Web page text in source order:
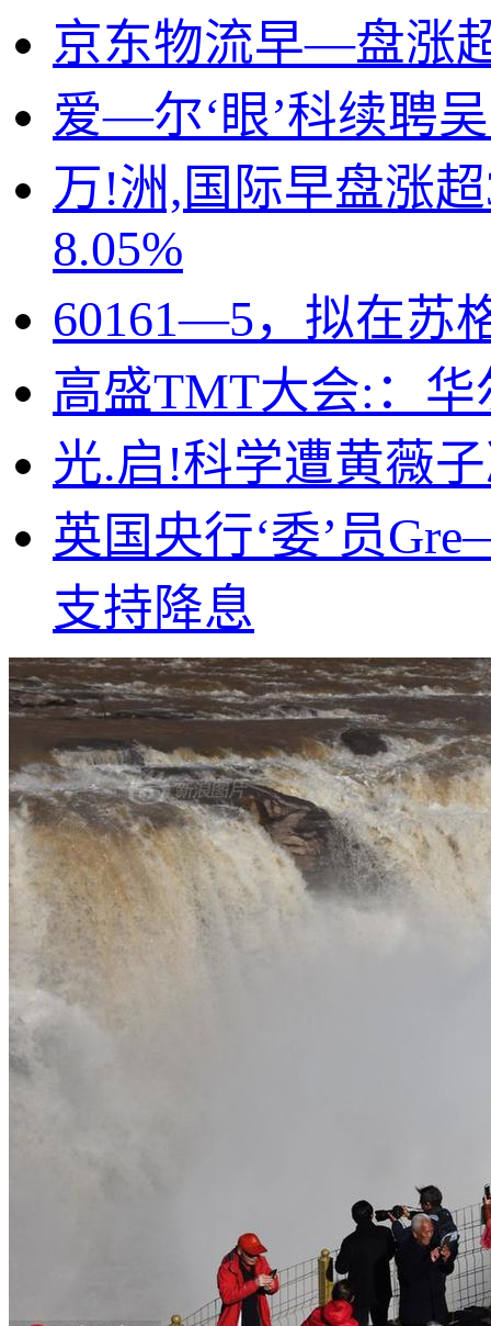
京东物流早—盘涨
爱—尔‘眼’科续聘
万!洲,国际早盘涨
8.05%
60161—5，拟在苏
高盛TMT大会:：
光.启!科学遭黄薇
英国央行‘委’员
支持降息